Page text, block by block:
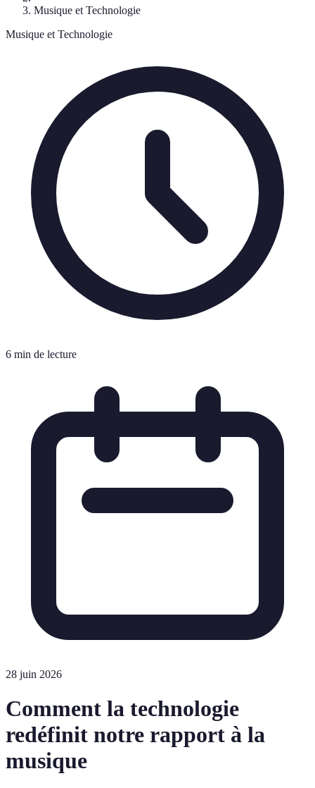
Musique et Technologie
Musique et Technologie
6 min de lecture
28 juin 2026
Comment la technologie
redéfinit notre rapport à la
musique